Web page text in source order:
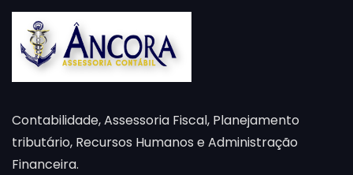
Contabilidade, Assessoria Fiscal, Planejamento
tributário, Recursos Humanos e Administração
Financeira.